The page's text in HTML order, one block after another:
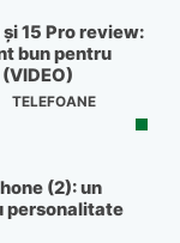
și 15 Pro review:
bun pentru
TELEFOANE
(2): un
personalitate